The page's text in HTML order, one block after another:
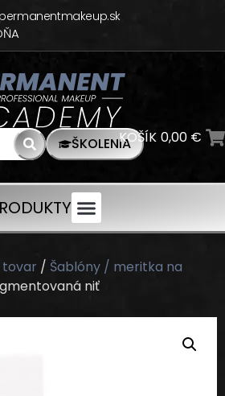
ŠKOLENIAKOŠÍK 0,00 €
tovar / Šablóny / meritka na
niť